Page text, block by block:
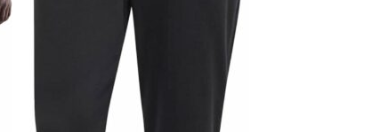
wishlist